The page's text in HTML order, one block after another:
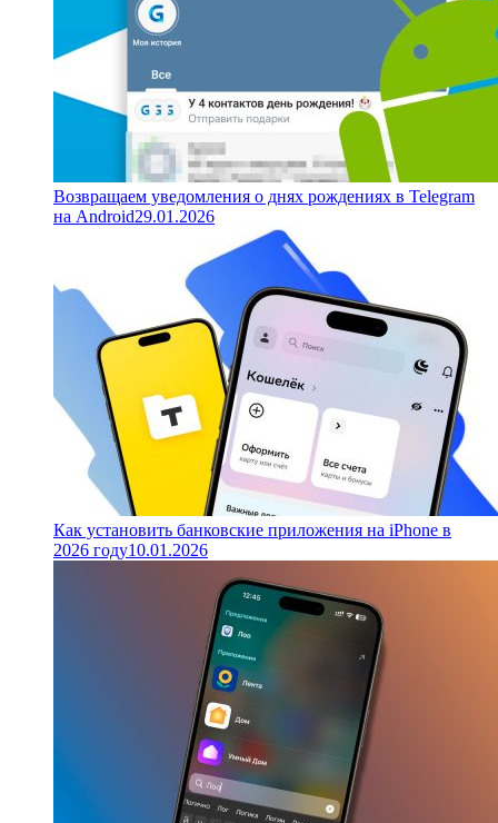
Возвращаем уведомления о днях рождениях в Telegram
на Android29.01.2026
Как установить банковские приложения на iPhone в
2026 году10.01.2026